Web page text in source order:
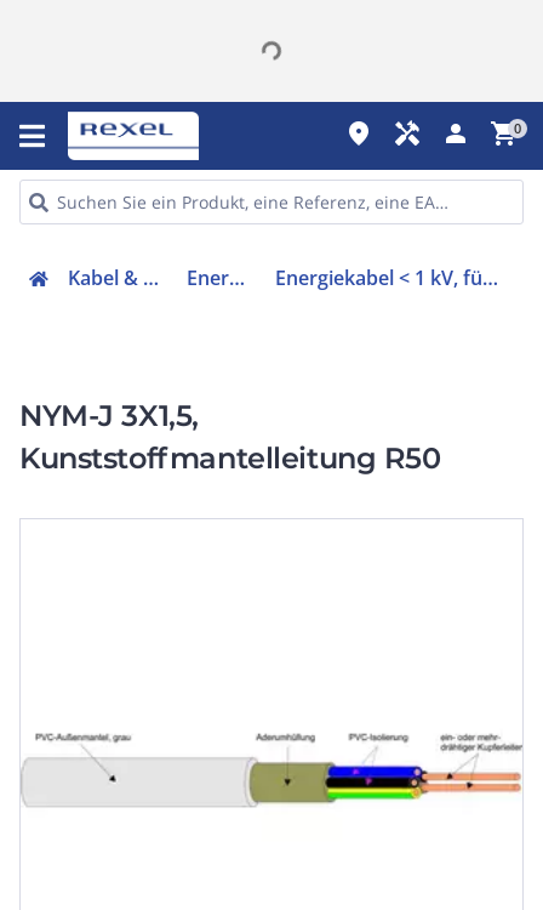
place handyman person shopping_cart0
Kabel & Leitungen Energiekabel Energiekabel < 1 kV, für feste Verlegung
NYM-J 3X1,5,
Kunststoffmantelleitung R50